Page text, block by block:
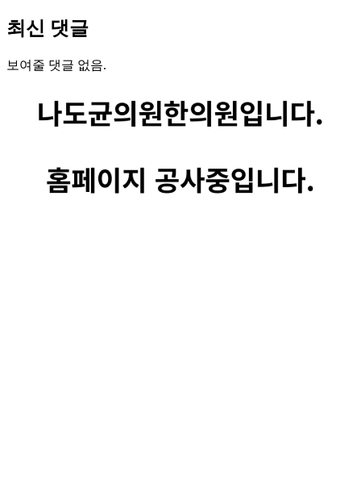
최신 댓글
보여줄 댓글 없음.